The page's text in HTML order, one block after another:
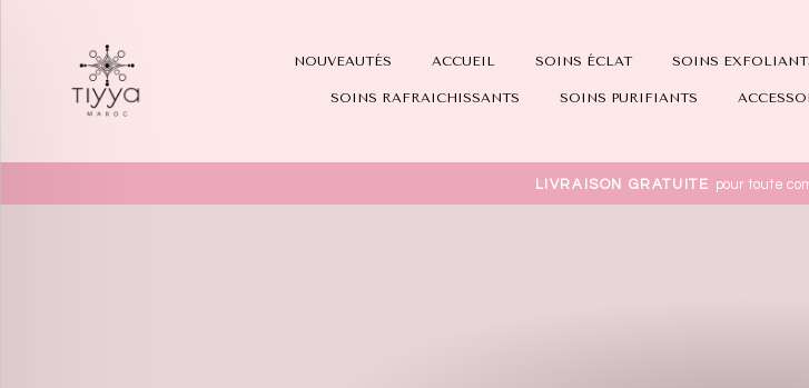
TIYYA
SHOP
NOUVEAUTÉS ACCUEIL SOINS ÉCLAT SOINS
SOINS RAFRAICHISSANTS SOINS PURIFIANTS
LIVRAISON GRATUITE pour toute